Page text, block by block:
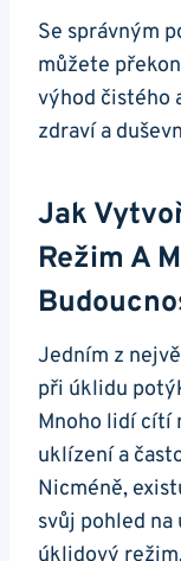
Se správným
můžete
výhod čistého
zdraví a
Jak
Režim A
Jedním z
při úklidu
Mnoho lidí cítí
uklízení a
Nicméně,
svůj pohled